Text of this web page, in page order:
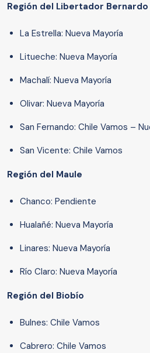
Región del Libertador Bernardo
La Estrella: Nueva Mayoría
Litueche: Nueva Mayoría
Machalí: Nueva Mayoría
Olivar: Nueva Mayoría
San Fernando: Chile Vamos –
San Vicente: Chile Vamos
Región del Maule
Chanco: Pendiente
Hualañé: Nueva Mayoría
Linares: Nueva Mayoría
Río Claro: Nueva Mayoría
Región del Biobío
Bulnes: Chile Vamos
Cabrero: Chile Vamos